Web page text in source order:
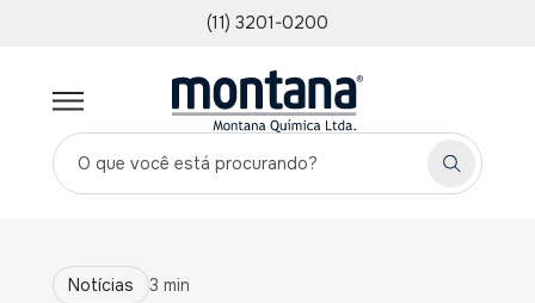
(11) 3201-0200
Notícias 3 min